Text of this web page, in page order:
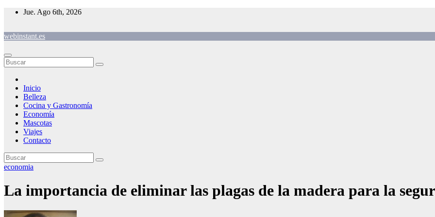
Saltar
Jue. Ago 6th, 2026
webinstant.es
Inicio
Belleza
Cocina y Gastronomía
Economía
Mascotas
Viajes
Contacto
economia
La importancia de eliminar las plagas de la madera para la